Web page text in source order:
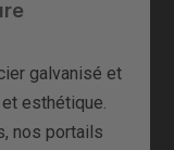
galvanisé et
esthétique.
nos portails